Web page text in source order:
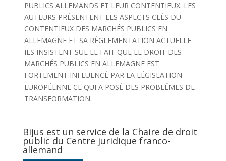
PUBLICS ALLEMANDS ET LEUR CONTENTIEUX. LES
AUTEURS PRÉSENTENT LES ASPECTS CLÉS DU
CONTENTIEUX DES MARCHÉS PUBLICS EN
ALLEMAGNE ET SA RÉGLEMENTATION ACTUELLE.
ILS INSISTENT SUE LE FAIT QUE LE DROIT DES
MARCHÉS PUBLICS EN ALLEMAGNE EST
FORTEMENT INFLUENCÉ PAR LA LÉGISLATION
EUROPÉENNE CE QUI A POSÉ DES PROBLÊMES DE
TRANSFORMATION.
Bijus est un service de la Chaire de droit
public du Centre juridique franco-
allemand